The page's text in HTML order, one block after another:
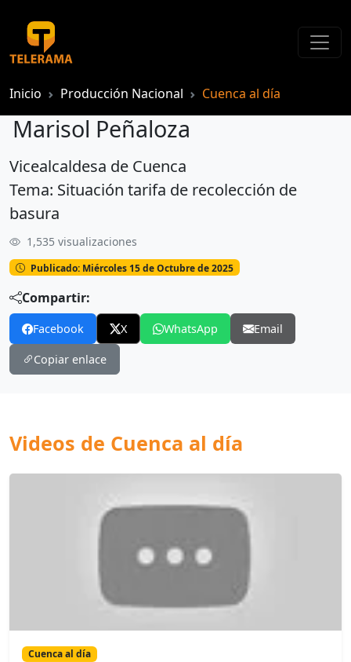
Inicio Producción Nacional Cuenca al día
Marisol Peñaloza
Marisol Peñaloza
Vicealcaldesa de Cuenca
Tema: Situación tarifa de recolección de
basura
1,535 visualizaciones
Publicado: Miércoles 15 de Octubre de 2025
Compartir:
Facebook X WhatsApp Email
Copiar enlace
Videos de Cuenca al día
Cuenca al día